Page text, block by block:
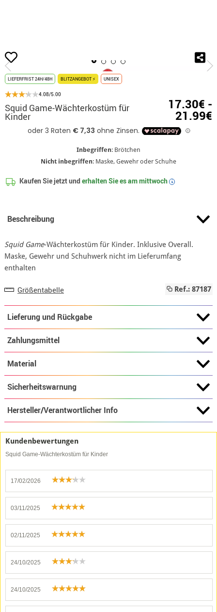
Beginn Squid
LIEFERFRIST 24H/48H BLITZANGEBOT ⚡ UNISEX
4.08/5.00
Squid Game-Wächterkostüm für
Kinder
17.30€ -
21.99€
Inbegriffen: Brötchen
Nicht inbegriffen: Maske, Gewehr oder Schuhe
Kaufen Sie jetzt underhalten Sie es ammittwoch i
Beschreibung
Squid Game-Wächterkostüm für Kinder. Inklusive Overall.
Maske, Gewehr und Schuhwerk nicht im Lieferumfang
enthalten
Größentabelle Ref.: 87187
Lieferung und Rückgabe
Zahlungsmittel
Material
Sicherheitswarnung
Hersteller/Verantwortlicher Info
Kundenbewertungen
Squid Game-Wächterkostüm für Kinder
17/02/2026
03/11/2025
02/11/2025
24/10/2025
24/10/2025